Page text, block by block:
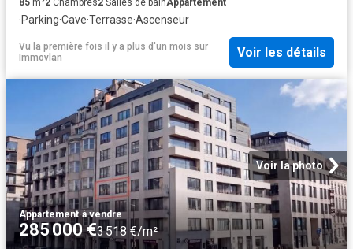
85 m²2 Chambres2 Salles de bainAppartement
·Parking·Cave·Terrasse·Ascenseur
Vu la première fois il y a plus d'un mois sur
Immovlan
Voir les détails
Voir la photo
Appartement·à vendre
285 000 €3 518 €/m²